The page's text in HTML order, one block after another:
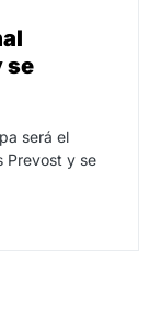
se
será el
Prevost y se